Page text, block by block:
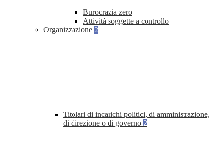
Burocrazia zero
Attività soggette a controllo
Organizzazione 2
Titolari di incarichi politici, di amministrazione,
di direzione o di governo 2